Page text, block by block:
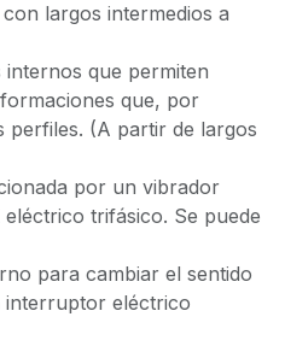
largos intermedios a
que permiten
que, por
(A partir de largos
por un vibrador
trifásico. Se puede
para cambiar el sentido
interruptor eléctrico